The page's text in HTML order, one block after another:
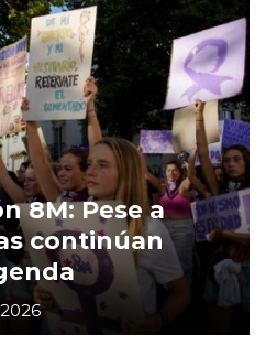
8M: Pese a
continúan